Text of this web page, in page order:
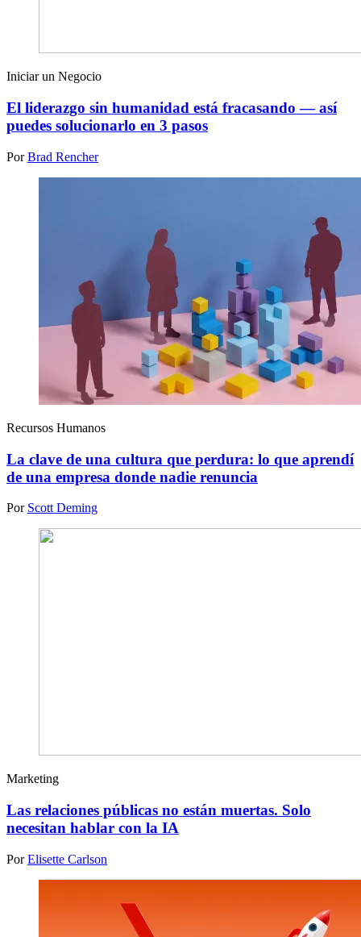
Iniciar un Negocio
El liderazgo sin humanidad está fracasando — así
puedes solucionarlo en 3 pasos
PorBrad Rencher
Recursos Humanos
La clave de una cultura que perdura: lo que aprendí
de una empresa donde nadie renuncia
Por Scott Deming
Marketing
Las relaciones públicas no están muertas. Solo
necesitan hablar con la IA
PorElisette Carlson